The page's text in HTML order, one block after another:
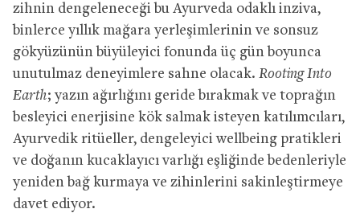
zihnin dengeleneceği bu Ayurveda odaklı inziva,
binlerce yıllık mağara yerleşimlerinin ve sonsuz
gökyüzünün büyüleyici fonunda üç gün boyunca
unutulmaz deneyimlere sahne olacak. Rooting Into
Earth; yazın ağırlığını geride bırakmak ve toprağın
besleyici enerjisine kök salmak isteyen katılımcıları,
Ayurvedik ritüeller, dengeleyici wellbeing pratikleri
ve doğanın kucaklayıcı varlığı eşliğinde bedenleriyle
yeniden bağ kurmaya ve zihinlerini sakinleştirmeye
davet ediyor.